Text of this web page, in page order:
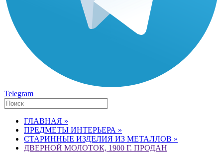
Telegram
ГЛАВНАЯ »
ПРЕДМЕТЫ ИНТЕРЬЕРА »
СТАРИННЫЕ ИЗДЕЛИЯ ИЗ МЕТАЛЛОВ »
ДВЕРНОЙ МОЛОТОК, 1900 Г. ПРОДАН